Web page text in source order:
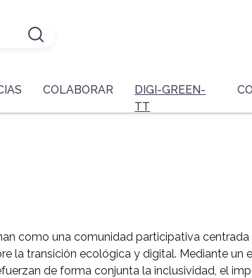
COLABORAR
DIGI-GREEN-
TT
como una comunidad participativa centrada
la transición ecológica y digital. Mediante un
de forma conjunta la inclusividad, el